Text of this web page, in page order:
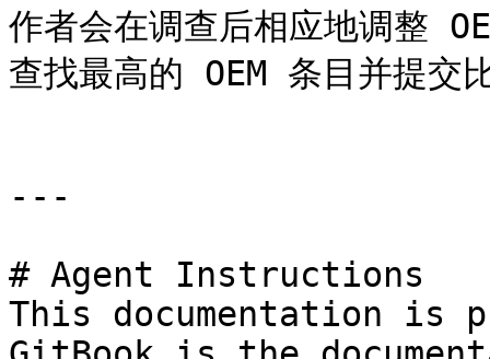
作者会在调查后相应地调整
查找最高的 OEM 条目并提交
---
# Agent Instructions
This documentation is